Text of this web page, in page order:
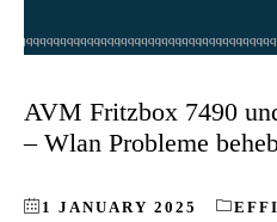
AVM Fritzbox 7490
– Wlan Probleme
1 JANUARY 2025